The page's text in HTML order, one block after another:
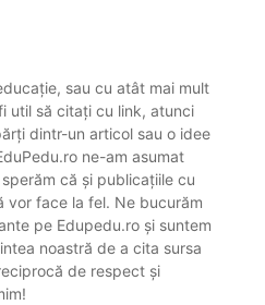
sau cu atât mai mult
util să citați cu link, atunci
dintr-un articol sau o idee
ne-am asumat
că și publicațiile cu
vor face la fel. Ne bucurăm
pe Edupedu.ro și suntem
noastră de a cita sursa
de respect și